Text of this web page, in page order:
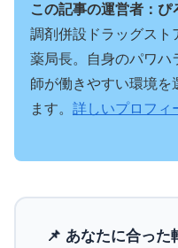
この記事の運営者：ぴ
調剤併設ドラッグスト
薬局長。自身のパワハ
師が働きやすい環境を
ます。 詳しいプロフィ
📌 あなたに合った